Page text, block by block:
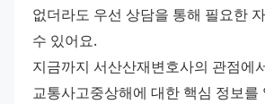
없더라도 우선 상담을 통해 필요한
수 있어요.
지금까지 서산산재변호사의 관점에
교통사고중상해에 대한 핵심 정보를